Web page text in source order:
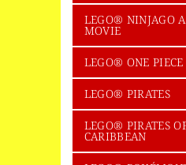
LEGO® NINJAGO
MOVIE
LEGO® ONE PIECE
LEGO® PIRATES
LEGO® PIRATES
CARIBBEAN